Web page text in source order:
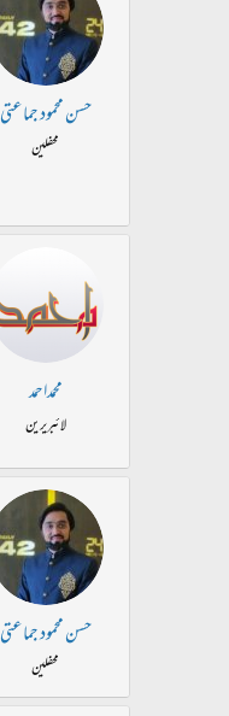
حسن محمود جماعتی
محفلین
محمداحمد
لائبریرین
حسن محمود جماعتی
محفلین